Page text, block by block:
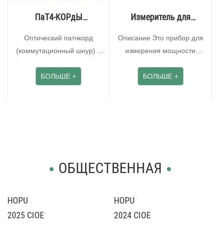
ΠaT4-KOPдЫ
Оптический патчкорд
(коммутационный шнур) –
оптического кабеля оконц···
БОЛЬШЕ +
Измеритель для
Описание Это прибор для
измерения мощности
Основное применение ···
БОЛЬШЕ +
ОБЩЕСТВЕННАЯ
HOPU
2025 CIOE
HOPU
2024 CIOE